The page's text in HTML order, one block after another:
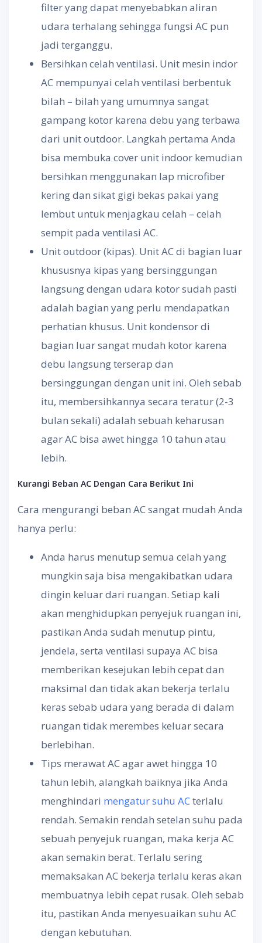
filter yang dapat menyebabkan aliran
udara terhalang sehingga fungsi AC pun
jadi terganggu.
Bersihkan celah ventilasi. Unit mesin indor
AC mempunyai celah ventilasi berbentuk
bilah – bilah yang umumnya sangat
gampang kotor karena debu yang terbawa
dari unit outdoor. Langkah pertama Anda
bisa membuka cover unit indoor kemudian
bersihkan menggunakan lap microfiber
kering dan sikat gigi bekas pakai yang
lembut untuk menjagkau celah – celah
sempit pada ventilasi AC.
Unit outdoor (kipas). Unit AC di bagian luar
khususnya kipas yang bersinggungan
langsung dengan udara kotor sudah pasti
adalah bagian yang perlu mendapatkan
perhatian khusus. Unit kondensor di
bagian luar sangat mudah kotor karena
debu langsung terserap dan
bersinggungan dengan unit ini. Oleh sebab
itu, membersihkannya secara teratur (2-3
bulan sekali) adalah sebuah keharusan
agar AC bisa awet hingga 10 tahun atau
lebih.
Kurangi Beban AC Dengan Cara Berikut Ini
Cara mengurangi beban AC sangat mudah Anda
hanya perlu:
Anda harus menutup semua celah yang
mungkin saja bisa mengakibatkan udara
dingin keluar dari ruangan. Setiap kali
akan menghidupkan penyejuk ruangan ini,
pastikan Anda sudah menutup pintu,
jendela, serta ventilasi supaya AC bisa
memberikan kesejukan lebih cepat dan
maksimal dan tidak akan bekerja terlalu
keras sebab udara yang berada di dalam
ruangan tidak merembes keluar secara
berlebihan.
Tips merawat AC agar awet hingga 10
tahun lebih, alangkah baiknya jika Anda
menghindari mengatur suhu ACterlalu
rendah. Semakin rendah setelan suhu pada
sebuah penyejuk ruangan, maka kerja AC
akan semakin berat. Terlalu sering
memaksakan AC bekerja terlalu keras akan
membuatnya lebih cepat rusak. Oleh sebab
itu, pastikan Anda menyesuaikan suhu AC
dengan kebutuhan.